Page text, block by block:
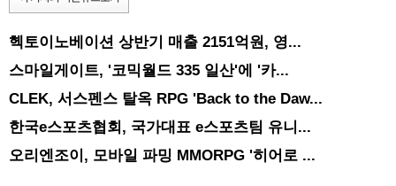
헥토이노베이션 상반기 매출 2151억원, 영...
스마일게이트, '코믹월드 335 일산'에 '카...
CLEK, 서스펜스 탈옥 RPG 'Back to the Daw...
한국e스포츠협회, 국가대표 e스포츠팀 유니...
오리엔조이, 모바일 파밍 MMORPG '히어로 ...